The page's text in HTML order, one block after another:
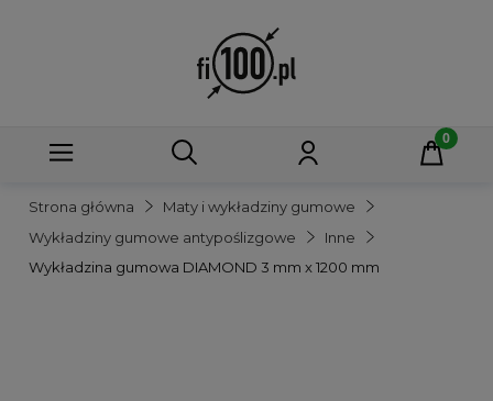
Strona główna
Maty i wykładziny gumowe
Wykładziny gumowe antypoślizgowe
Inne
Wykładzina gumowa DIAMOND 3 mm x 1200 mm